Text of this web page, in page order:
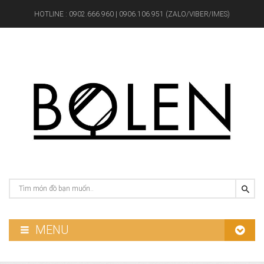
HOTLINE : 0902.666.960 | 0906.106.951 (ZALO/VIBER/IMES)
MENU